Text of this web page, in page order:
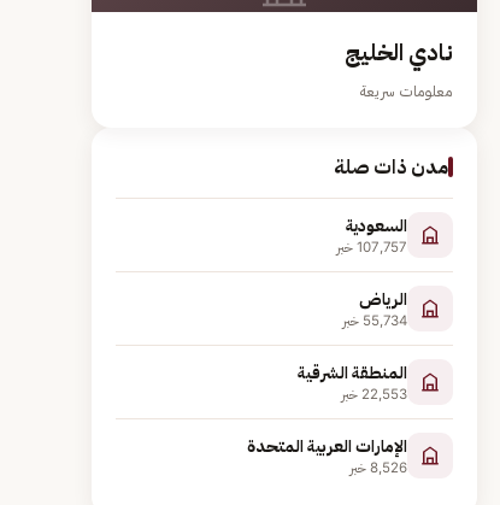
نادي الخليج
معلومات سريعة
مدن ذات صلة
السعودية
107,757 خبر
الرياض
55,734 خبر
المنطقة الشرقية
22,553 خبر
الإمارات العربية المتحدة
8,526 خبر